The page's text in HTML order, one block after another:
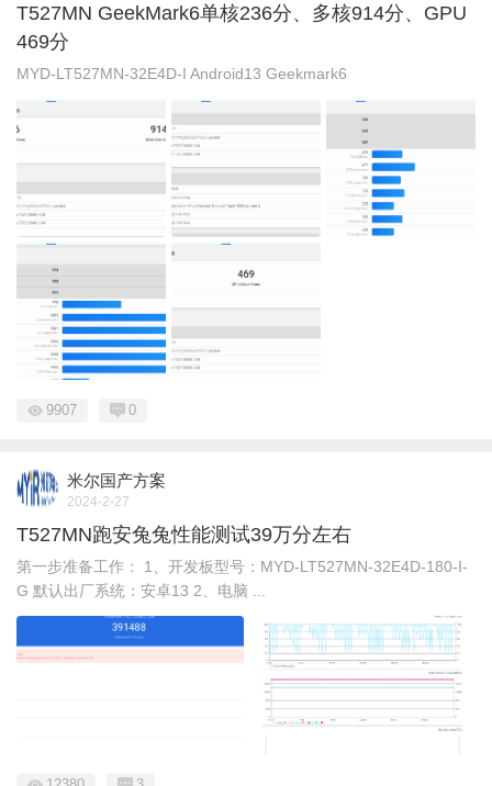
T527MN GeekMark6单核236分、多核914分、GPU
469分
MYD-LT527MN-32E4D-I Android13 Geekmark6
9907 0
米尔国产方案
2024-2-27
T527MN跑安兔兔性能测试39万分左右
第一步准备工作： 1、开发板型号：MYD-LT527MN-32E4D-180-I-
G 默认出厂系统：安卓13 2、电脑 ...